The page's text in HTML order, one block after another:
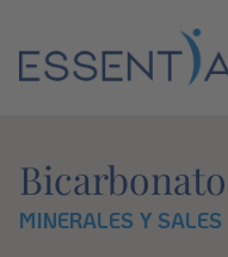
MINERALES Y SALES